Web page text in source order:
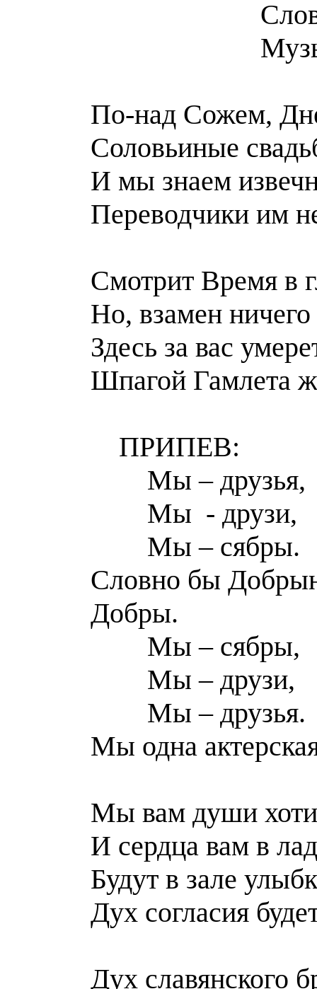
По-над Сожем,
Соловьиные
И мы знаем
Переводчики им
Смотрит Время в
Но, взамен
Здесь за вас
Шпагой Гамлета
ПРИПЕВ:
Мы – друзья,
Мы - друзи,
Мы – сябры.
Словно бы
Добры.
Мы – сябры,
Мы – друзи,
Мы – друзья.
Мы одна
Мы вам души
И сердца вам в
Будут в зале
Дух согласия
Дух славянского